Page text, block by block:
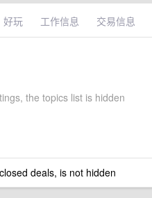
好玩 工作信息 交易信息
the topics list is hidden
deals, is not hidden